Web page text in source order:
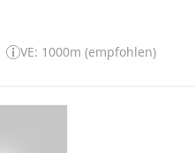
VE: 1000m (empfohlen)